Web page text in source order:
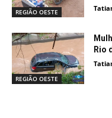
REGIÃO OESTE
REGIÃO OESTE
Rio